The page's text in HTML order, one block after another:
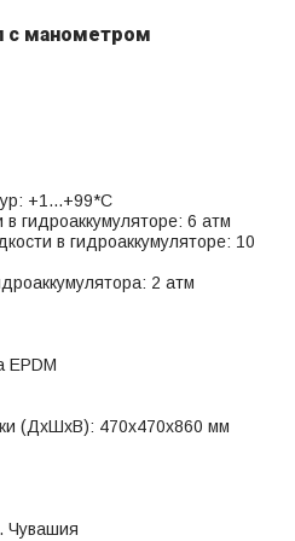
с манометром
+1...+99*С
гидроаккумуляторе: 6 атм
в гидроаккумуляторе: 10
2 атм
EPDM
(ДхШхВ): 470х470х860 мм
Чувашия